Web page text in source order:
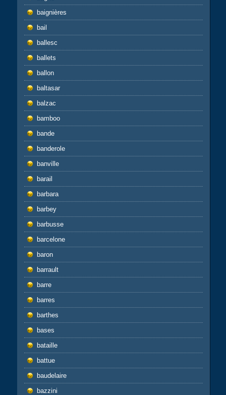
baignières
bail
ballesc
ballets
ballon
baltasar
balzac
bamboo
bande
banderole
banville
barail
barbara
barbey
barbusse
barcelone
baron
barrault
barre
barres
barthes
bases
bataille
battue
baudelaire
bazzini